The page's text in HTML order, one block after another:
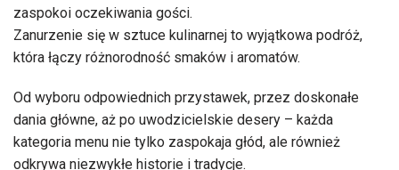
zaspokoi oczekiwania gości.
Zanurzenie się w sztuce kulinarnej to wyjątkowa podróż,
która łączy różnorodność smaków i aromatów.
Od wyboru odpowiednich przystawek, przez doskonałe
dania główne, aż po uwodzicielskie desery – każda
kategoria menu nie tylko zaspokaja głód, ale również
odkrywa niezwykłe historie i tradycje.